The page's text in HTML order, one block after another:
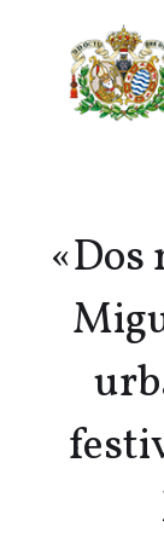
«Dos